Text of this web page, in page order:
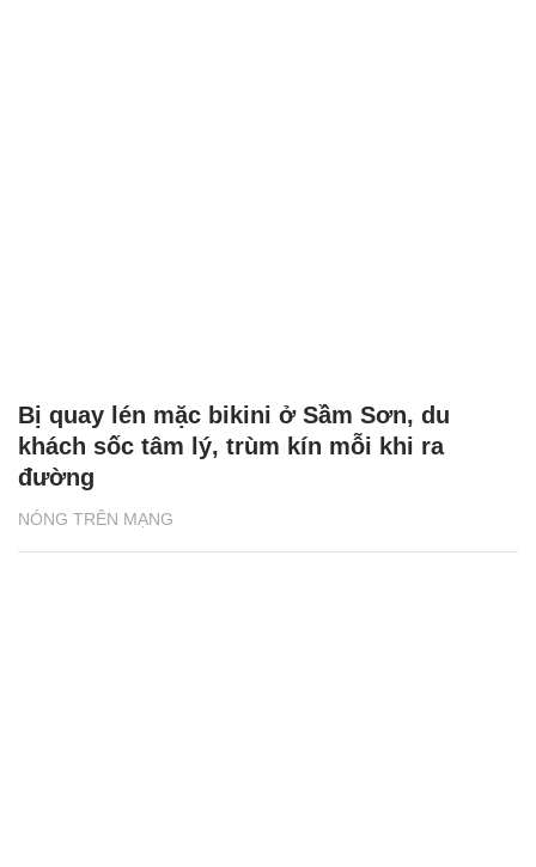
NÓNG TRÊN MẠNG
Bị quay lén mặc bikini ở Sầm Sơn, du
khách sốc tâm lý, trùm kín mỗi khi ra
đường